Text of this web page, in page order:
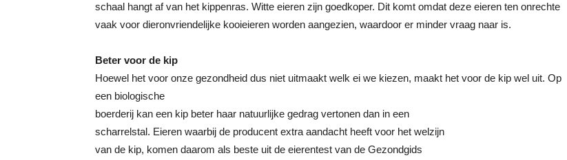
schaal hangt af van het kippenras. Witte eieren zijn goedkoper. Dit komt omdat deze eieren ten onrechte
vaak voor dieronvriendelijke kooieieren worden aangezien, waardoor er minder vraag naar is.
Beter voor de kip
Hoewel het voor onze gezondheid dus niet uitmaakt welk ei we kiezen, maakt het voor de kip wel uit. Op
een biologische
boerderij kan een kip beter haar natuurlijke gedrag vertonen dan in een
scharrelstal. Eieren waarbij de producent extra aandacht heeft voor het welzijn
van de kip, komen daarom als beste uit de eierentest van de Gezondgids